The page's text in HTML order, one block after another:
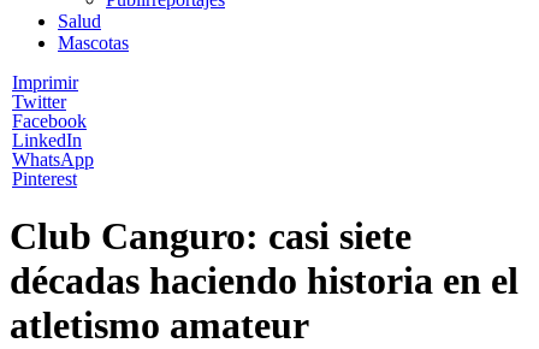
Salud
Mascotas
Imprimir
Twitter
Facebook
LinkedIn
WhatsApp
Pinterest
Club Canguro: casi siete
décadas haciendo historia en el
atletismo amateur